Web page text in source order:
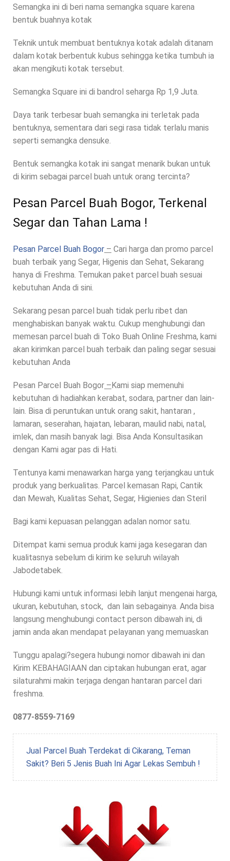
Semangka ini di beri nama semangka square karena
bentuk buahnya kotak
Teknik untuk membuat bentuknya kotak adalah ditanam
dalam kotak berbentuk kubus sehingga ketika tumbuh ia
akan mengikuti kotak tersebut.
Semangka Square ini di bandrol seharga Rp 1,9 Juta.
Daya tarik terbesar buah semangka ini terletak pada
bentuknya, sementara dari segi rasa tidak terlalu manis
seperti semangka densuke.
Bentuk semangka kotak ini sangat menarik bukan untuk
di kirim sebagai parcel buah untuk orang tercinta?
Pesan Parcel Buah Bogor, Terkenal
Segar dan Tahan Lama !
Pesan Parcel Buah Bogor – Cari harga dan promo parcel
buah terbaik yang Segar, Higenis dan Sehat, Sekarang
hanya di Freshma. Temukan paket parcel buah sesuai
kebutuhan Anda di sini.
Sekarang pesan parcel buah tidak perlu ribet dan
menghabiskan banyak waktu. Cukup menghubungi dan
memesan parcel buah di Toko Buah Online Freshma, kami
akan kirimkan parcel buah terbaik dan paling segar sesuai
kebutuhan Anda
Pesan Parcel Buah Bogor –Kami siap memenuhi
kebutuhan di hadiahkan kerabat, sodara, partner dan lain-
lain. Bisa di peruntukan untuk orang sakit, hantaran ,
lamaran, seserahan, hajatan, lebaran, maulid nabi, natal,
imlek, dan masih banyak lagi. Bisa Anda Konsultasikan
dengan Kami agar pas di Hati.
Tentunya kami menawarkan harga yang terjangkau untuk
produk yang berkualitas. Parcel kemasan Rapi, Cantik
dan Mewah, Kualitas Sehat, Segar, Higienies dan Steril
Bagi kami kepuasan pelanggan adalan nomor satu.
Ditempat kami semua produk kami jaga kesegaran dan
kualitasnya sebelum di kirim ke seluruh wilayah
Jabodetabek.
Hubungi kami untuk informasi lebih lanjut mengenai harga,
ukuran, kebutuhan, stock, dan lain sebagainya. Anda bisa
langsung menghubungi contact person dibawah ini, di
jamin anda akan mendapat pelayanan yang memuaskan
Tunggu apalagi?segera hubungi nomor dibawah ini dan
Kirim KEBAHAGIAAN dan ciptakan hubungan erat, agar
silaturahmi makin terjaga dengan hantaran parcel dari
freshma.
0877-8559-7169
Jual Parcel Buah Terdekat di Cikarang, Teman
Sakit? Beri 5 Jenis Buah Ini Agar Lekas Sembuh !